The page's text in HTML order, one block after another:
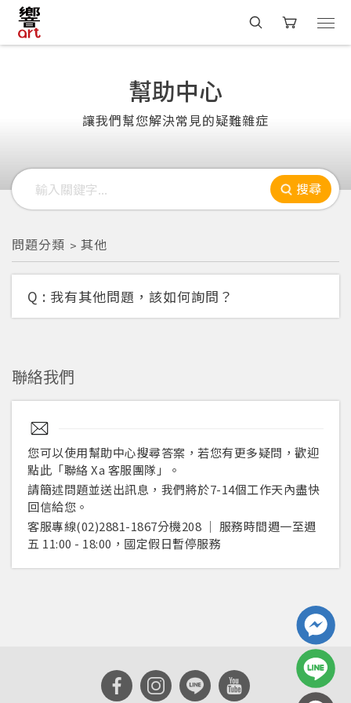
您將收到一封Email，請依照信件中的指示重新登
入。
重設密碼
系統偵測到您的帳號重複登入，
點擊下方「確定」將前一位使用者強制登出。
取消
幫助中心
讓我們幫您解決常見的疑難雜症
搜尋
問題分類 其他
Q : 我有其他問題，該如何詢問？
聯絡我們
您可以使用幫助中心搜尋答案，若您有更多疑問，歡迎
點此「聯絡 Xa 客服團隊」。
請簡述問題並送出訊息，我們將於7-14個工作天內盡快
回信給您。
客服專線(02)2881-1867分機208 │ 服務時間週一至週
五 11:00 - 18:00，國定假日暫停服務